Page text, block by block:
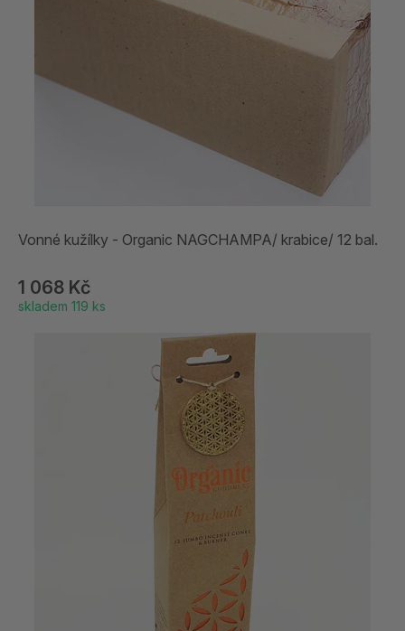
Vonné kužílky - Organic NAGCHAMPA/ krabice/ 12 bal.
1 068 Kč
skladem 119 ks